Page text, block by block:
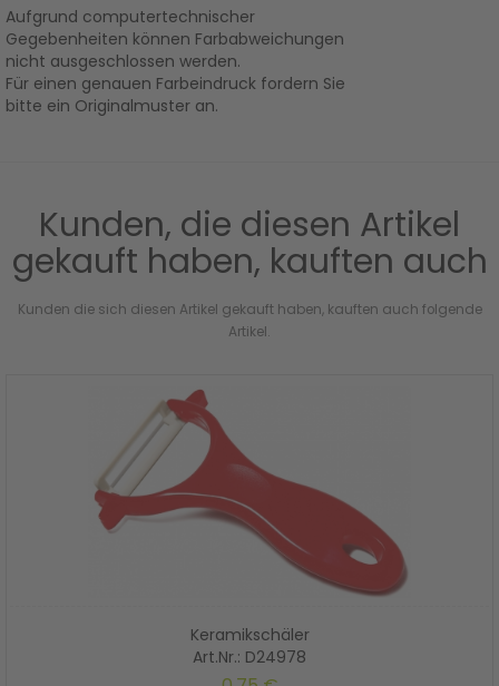
Aufgrund computertechnischer
Gegebenheiten können Farbabweichungen
nicht ausgeschlossen werden.
Für einen genauen Farbeindruck fordern Sie
bitte ein Originalmuster an.
Kunden, die diesen Artikel
gekauft haben, kauften auch
Kunden die sich diesen Artikel gekauft haben, kauften auch folgende
Artikel.
Keramikschäler
Art.Nr.: D24978